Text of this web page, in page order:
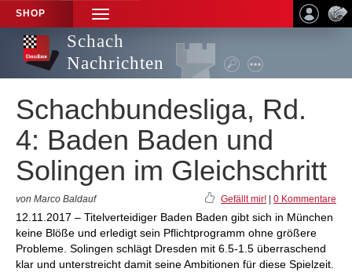
SHOP
TOGGLE
NAVIGATION
Schach
Nachrichten
Schachbundesliga, Rd.
4: Baden Baden und
Solingen im Gleichschritt
von Marco Baldauf Gefällt mir! 0 Kommentare
12.11.2017 – Titelverteidiger Baden Baden gibt sich in München
keine Blöße und erledigt sein Pflichtprogramm ohne größere
Probleme. Solingen schlägt Dresden mit 6.5-1.5 überraschend
klar und unterstreicht damit seine Ambitionen für diese Spielzeit.